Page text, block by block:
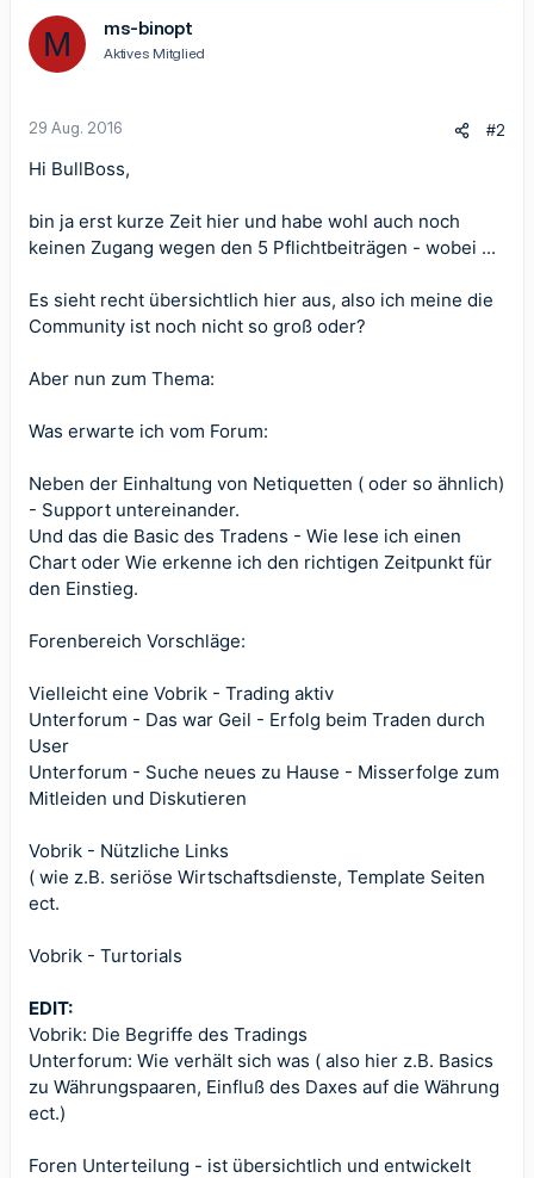
M ms-binopt
Aktives Mitglied
29 Aug. 2016 #2
Hi BullBoss,
bin ja erst kurze Zeit hier und habe wohl auch noch
keinen Zugang wegen den 5 Pflichtbeiträgen - wobei ...
Es sieht recht übersichtlich hier aus, also ich meine die
Community ist noch nicht so groß oder?
Aber nun zum Thema:
Was erwarte ich vom Forum:
Neben der Einhaltung von Netiquetten ( oder so ähnlich)
- Support untereinander.
Und das die Basic des Tradens - Wie lese ich einen
Chart oder Wie erkenne ich den richtigen Zeitpunkt für
den Einstieg.
Forenbereich Vorschläge:
Vielleicht eine Vobrik - Trading aktiv
Unterforum - Das war Geil - Erfolg beim Traden durch
User
Unterforum - Suche neues zu Hause - Misserfolge zum
Mitleiden und Diskutieren
Vobrik - Nützliche Links
( wie z.B. seriöse Wirtschaftsdienste, Template Seiten
ect.
Vobrik - Turtorials
EDIT:
Vobrik: Die Begriffe des Tradings
Unterforum: Wie verhält sich was ( also hier z.B. Basics
zu Währungspaaren, Einfluß des Daxes auf die Währung
ect.)
Foren Unterteilung - ist übersichtlich und entwickelt